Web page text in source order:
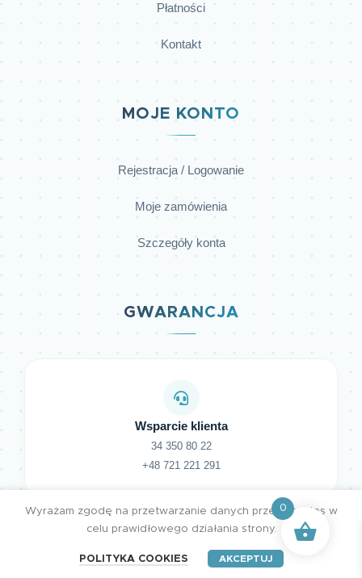
Płatności
Kontakt
MOJE KONTO
Rejestracja / Logowanie
Moje zamówienia
Szczegóły konta
GWARANCJA
Wsparcie klienta
34 350 80 22
+48 721 221 291
Wyrażam zgodę na przetwarzanie danych przez cookies w
celu prawidłowego działania strony.
POLITYKA COOKIES AKCEPTUJ
0